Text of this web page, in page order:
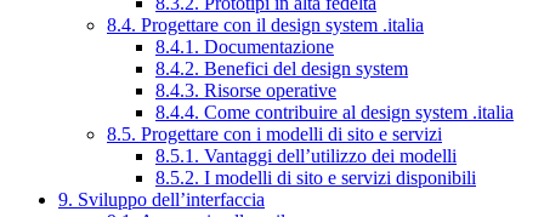
8.4. Progettare con il design system .italia
8.4.1. Documentazione
8.4.2. Benefici del design system
8.4.3. Risorse operative
8.4.4. Come contribuire al design system .italia
8.5. Progettare con i modelli di sito e servizi
8.5.1. Vantaggi dell’utilizzo dei modelli
8.5.2. I modelli di sito e servizi disponibili
9. Sviluppo dell’interfaccia